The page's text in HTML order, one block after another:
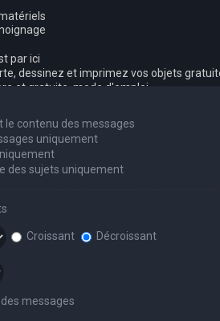
le contenu des messages
uniquement
des sujets uniquement
Croissant Décroissant
messages